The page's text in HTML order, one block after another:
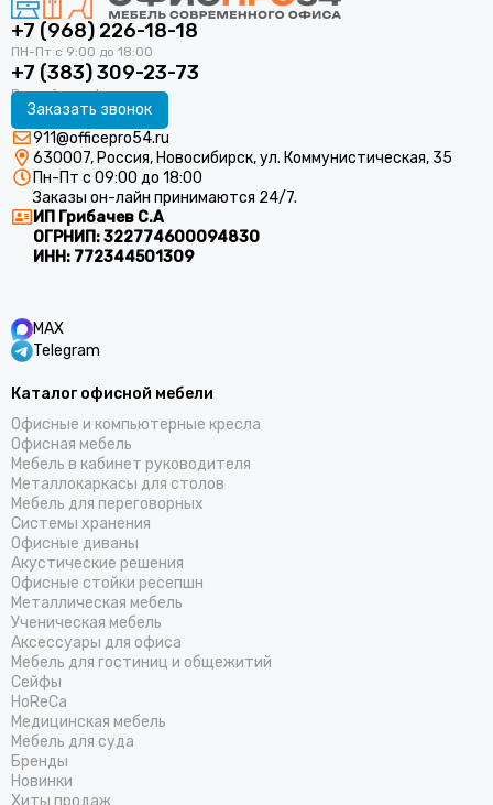
+7 (968) 226-18-18
+7 (383) 309-23-73
Заказать звонок
911@officepro54.ru
630007, Россия, Новосибирск, ул. Коммунистическая, 35
Пн-Пт с 09:00 до 18:00
Заказы он-лайн принимаются 24/7.
ИП Грибачев С.А
ОГРНИП:322774600094830
ИНН: 772344501309
MAX
Telegram
Каталог офисной мебели
Офисные и компьютерные кресла
Офисная мебель
Мебель в кабинет руководителя
Металлокаркасы для столов
Мебель для переговорных
Системы хранения
Офисные диваны
Акустические решения
Офисные стойки ресепшн
Металлическая мебель
Ученическая мебель
Аксессуары для офиса
Мебель для гостиниц и общежитий
Cейфы
HoReCa
Медицинская мебель
Мебель для суда
Бренды
Новинки
Хиты продаж